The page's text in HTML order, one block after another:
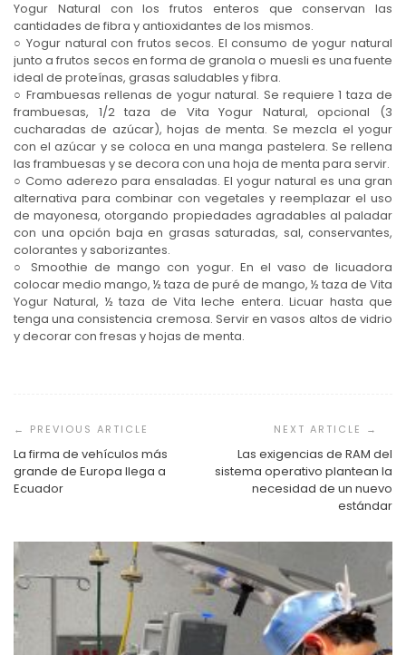
Yogur Natural con los frutos enteros que conservan las
cantidades de fibra y antioxidantes de los mismos.
○ Yogur natural con frutos secos. El consumo de yogur natural
junto a frutos secos en forma de granola o muesli es una fuente
ideal de proteínas, grasas saludables y fibra.
○ Frambuesas rellenas de yogur natural. Se requiere 1 taza de
frambuesas, 1/2 taza de Vita Yogur Natural, opcional (3
cucharadas de azúcar), hojas de menta. Se mezcla el yogur
con el azúcar y se coloca en una manga pastelera. Se rellena
las frambuesas y se decora con una hoja de menta para servir.
○ Como aderezo para ensaladas. El yogur natural es una gran
alternativa para combinar con vegetales y reemplazar el uso
de mayonesa, otorgando propiedades agradables al paladar
con una opción baja en grasas saturadas, sal, conservantes,
colorantes y saborizantes.
○ Smoothie de mango con yogur. En el vaso de licuadora
colocar medio mango, ½ taza de puré de mango, ½ taza de Vita
Yogur Natural, ½ taza de Vita leche entera. Licuar hasta que
tenga una consistencia cremosa. Servir en vasos altos de vidrio
y decorar con fresas y hojas de menta.
de
entradas
La firma de vehículos más
grande de Europa llega a
Ecuador
Las exigencias de RAM del
sistema operativo plantean la
necesidad de un nuevo
estándar